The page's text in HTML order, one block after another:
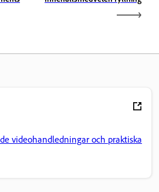
videohandledningar och praktiska